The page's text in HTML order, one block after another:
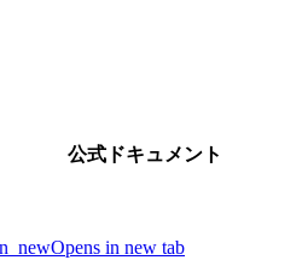
公式ドキュメント
Opens in new tab